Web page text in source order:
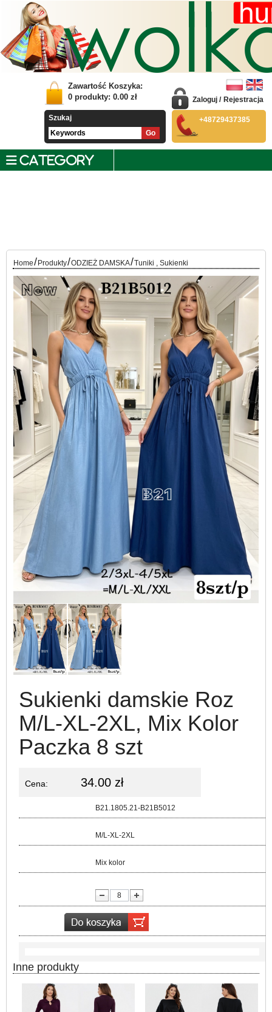
Zawartość Koszyka:
0 produkty: 0.00 zł
Szukaj
Zaloguj / Rejestracja
+48729437385
CATEGORY
Home/ Produkty/ODZIEŻ DAMSKA/Tuniki , Sukienki
Sukienki damskie Roz
M/L-XL-2XL, Mix Kolor
Paczka 8 szt
Cena: 34.00 zł
B21.1805.21-B21B5012
M/L-XL-2XL
Mix kolor
Inne produkty